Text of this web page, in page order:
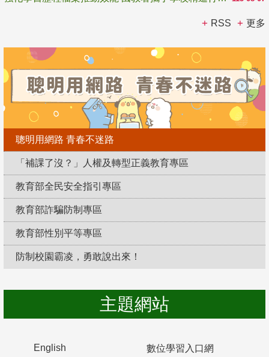
RSS 更多
聰明用網路 青春不迷路
「補課了沒？」人權及轉型正義教育專區
教育部全民安全指引專區
教育部詐騙防制專區
教育部性別平等專區
防制校園霸凌，勇敢說出來！
主題網站
English 數位學習入口網